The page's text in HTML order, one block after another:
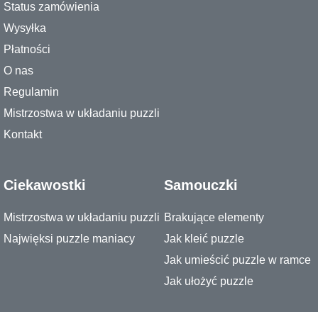
Status zamówienia
Wysyłka
Płatności
O nas
Regulamin
Mistrzostwa w układaniu puzzli
Kontakt
Ciekawostki
Mistrzostwa w układaniu puzzli
Najwięksi puzzle maniacy
Samouczki
Brakujące elementy
Jak kleić puzzle
Jak umieścić puzzle w ramce
Jak ułożyć puzzle